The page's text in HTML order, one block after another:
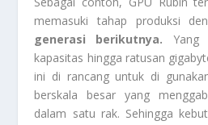
memasuki tahap produksi
generasi berikutnya. Yang
kapasitas hingga ratusan
ini di rancang untuk di
berskala besar yang
dalam satu rak. Sehingga